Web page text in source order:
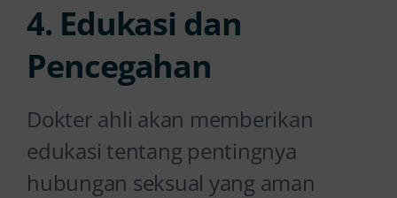
4. Edukasi dan
Pencegahan
Dokter ahli akan memberikan
edukasi tentang pentingnya
hubungan seksual yang aman